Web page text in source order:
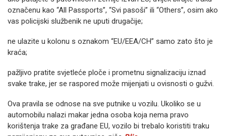
označenu kao “All Passports”, “Svi pasoši” ili “Others”, osim ako
vas policijski službenik ne uputi drugačije;
ne ulazite u kolonu s oznakom “EU/EEA/CH” samo zato što je
kraća;
pažljivo pratite svjetleće ploče i prometnu signalizaciju iznad
svake trake, jer se raspored može mijenjati u ovisnosti o gužvi.
Ova pravila se odnose na sve putnike u vozilu. Ukoliko se u
automobilu nalazi makar jedna osoba koja nema pravo
korištenja trake za građane EU, vozilo bi trebalo koristiti traku